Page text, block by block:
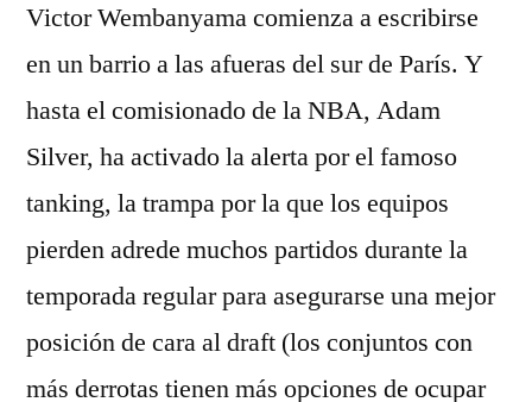
Victor Wembanyama comienza a escribirse
en un barrio a las afueras del sur de París. Y
hasta el comisionado de la NBA, Adam
Silver, ha activado la alerta por el famoso
tanking, la trampa por la que los equipos
pierden adrede muchos partidos durante la
temporada regular para asegurarse una mejor
posición de cara al draft (los conjuntos con
más derrotas tienen más opciones de ocupar